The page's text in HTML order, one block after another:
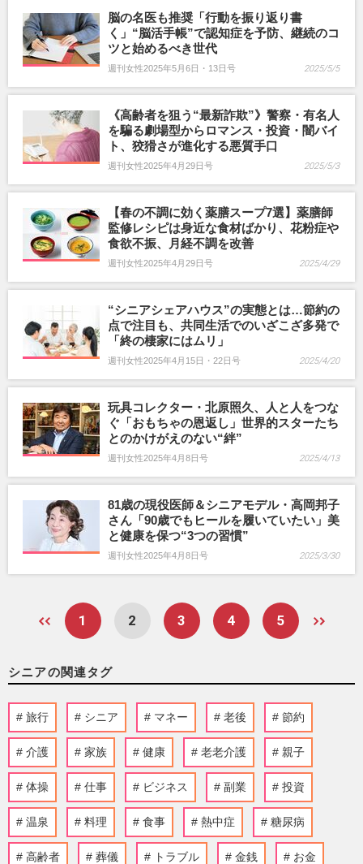
脳の名医も推奨「行動を振り返り書
く」“脳活手帳”で認知症を予防、継続のコ
ツと始めるべき世代
週刊女性2025年5月6日・13日号 2025/5/5
《高齢者を狙う“最新詐欺”》警察・有名人
を騙る劇場型からロマンス・投資・闇バイ
ト、狡猾さが進化する悪質手口
週刊女性2025年4月29日号 2025/5/3
【春の不調に効く薬膳スープ7選】薬膳師
監修レシピは身近な食材ばかり、花粉症や
食欲不振、月経不調を改善
週刊女性2025年4月29日号 2025/4/29
“シニアシェアハウス”の実態とは…節約の
点で注目も、共同生活でのいざこざ多発で
「終の棲家にはムリ」
週刊女性2025年4月15日・22日号 2025/4/20
玩具コレクター・北原照久、人と人をつな
ぐ「おもちゃの恩返し」世界的スターたち
とのかけがえのない“絆”
週刊女性2025年4月8日号 2025/4/13
81歳の現役医師＆シニアモデル・高岡邦子
さん「90歳でもヒールを履いていたい」美
と健康を保つ“3つの習慣”
週刊女性2025年4月8日号 2025/3/30
1 2 3 4 5
シニアの関連タグ
旅行 シニア マネー 老後 節約
介護 家族 健康 老老介護 親子
体操 仕事 ビジネス 副業 投資
温泉 料理 食事 熱中症 糖尿病
高齢者 葬儀 トラブル 金銭 お金